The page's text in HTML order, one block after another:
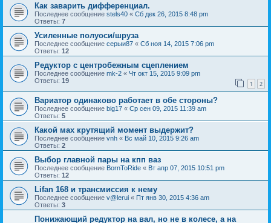
Как заварить дифференциал.
Последнее сообщение stels40 « Сб дек 26, 2015 8:48 pm
Ответы: 7
Усиленные полуоси/шруза
Последнее сообщение серыи87 « Сб ноя 14, 2015 7:06 pm
Ответы: 12
Редуктор с центробежным сцеплением
Последнее сообщение mk-2 « Чт окт 15, 2015 9:09 pm
Ответы: 19 1 2
Вариатор одинаково работает в обе стороны?
Последнее сообщение big17 « Ср сен 09, 2015 11:39 am
Ответы: 5
Какой мах крутящий момент выдержит?
Последнее сообщение vnh « Вс май 10, 2015 9:26 am
Ответы: 2
Выбор главной пары на кпп ваз
Последнее сообщение BornToRide « Вт апр 07, 2015 10:51 pm
Ответы: 12
Lifan 168 и трансмиссия к нему
Последнее сообщение v@lerui « Пт янв 30, 2015 4:36 am
Ответы: 3
Понижающий редуктор на вал, но не в колесе, а на